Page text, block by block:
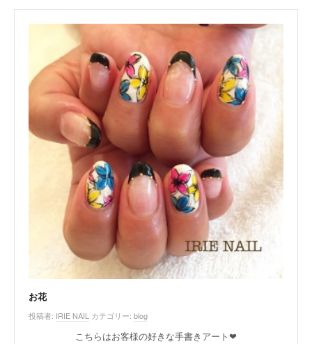
お花
投稿者: IRIE NAIL カテゴリー: blog
こちらはお客様の好きな手書きアート❤︎